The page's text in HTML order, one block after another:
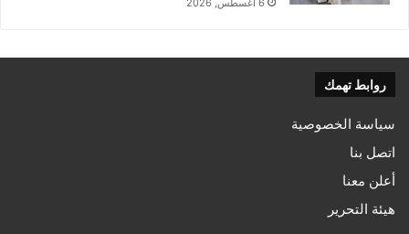
روابط تهمك
سياسة الخصوصية
اتصل بنا
أعلن معنا
هيئة التحرير